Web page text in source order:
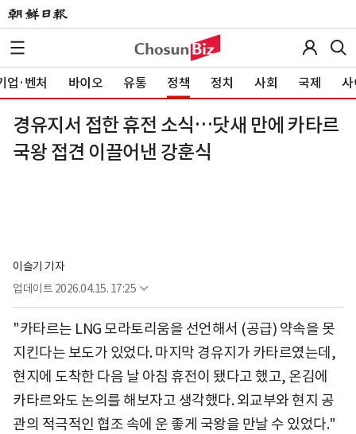
업·벤처 바이오 유통 정책 정치 사회 국제 사
경유지서 접한 휴전 소식…닷새 만에 카타르
국왕 접견 이끌어낸 강훈식
이슬기 기자
업데이트 2026.04.15. 17:25
"카타르는 LNG 모라토리움을 선언해서 (공급) 약속을 못
지킨다는 보도가 있었다. 마지막 경유지가 카타르였는데,
현지에 도착한 다음 날 아침 휴전이 됐다고 했고, 온김에
카타르와도 논의를 해보자고 생각했다. 외교부와 현지 공
관의 적극적인 협조 속에 운 좋게 국왕을 만날 수 있었다."